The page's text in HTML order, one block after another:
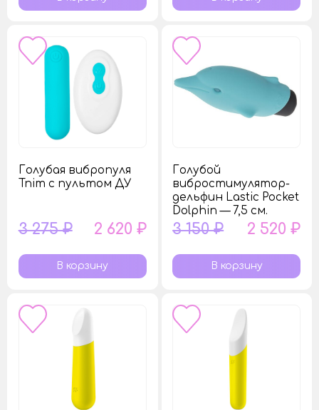
Голубая вибропуля
Tnim с пультом ДУ
3 275 ₽ 2 620 ₽
Голубой
вибростимулятор-
дельфин Lastic Pocket
Dolphin — 7,5 см.
3 150 ₽ 2 520 ₽